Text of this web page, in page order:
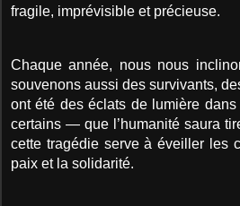
fragile, imprévisible et précieuse.
Chaque année, nous nous
souvenons aussi des survivants,
ont été des éclats de lumière
certains — que l’humanité saura
cette tragédie serve à éveiller les
paix et la solidarité.